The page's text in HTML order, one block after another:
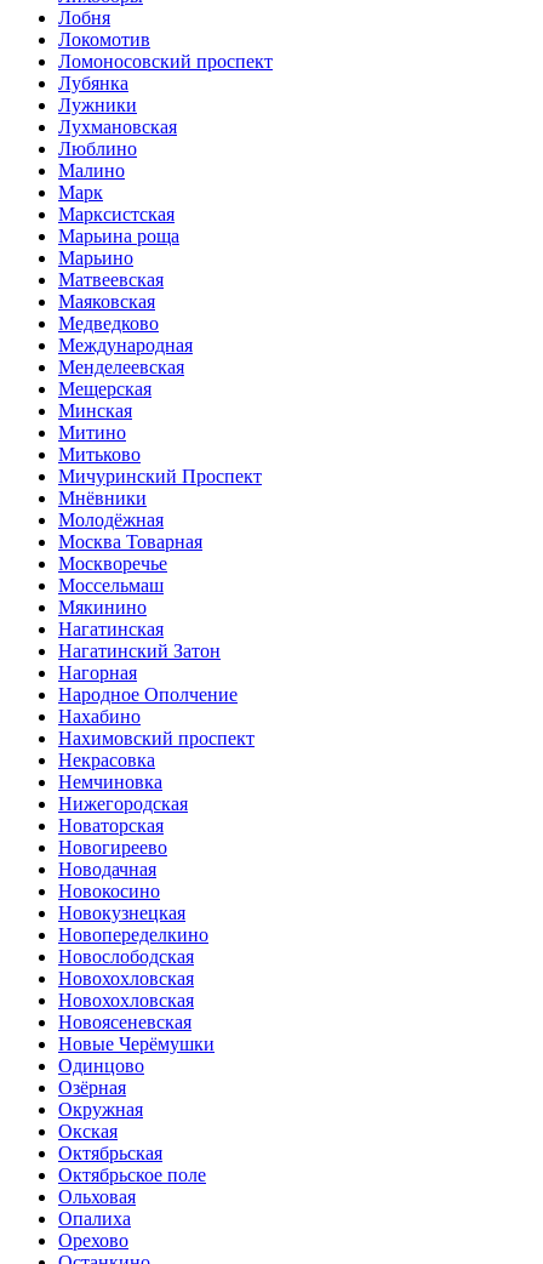
Лобня
Локомотив
Ломоносовский проспект
Лубянка
Лужники
Лухмановская
Люблино
Малино
Марк
Марксистская
Марьина роща
Марьино
Матвеевская
Маяковская
Медведково
Международная
Менделеевская
Мещерская
Минская
Митино
Митьково
Мичуринский Проспект
Мнёвники
Молодёжная
Москва Товарная
Москворечье
Моссельмаш
Мякинино
Нагатинская
Нагатинский Затон
Нагорная
Народное Ополчение
Нахабино
Нахимовский проспект
Некрасовка
Немчиновка
Нижегородская
Новаторская
Новогиреево
Новодачная
Новокосино
Новокузнецкая
Новопеределкино
Новослободская
Новохохловская
Новохохловская
Новоясеневская
Новые Черёмушки
Одинцово
Озёрная
Окружная
Окская
Октябрьская
Октябрьское поле
Ольховая
Опалиха
Орехово